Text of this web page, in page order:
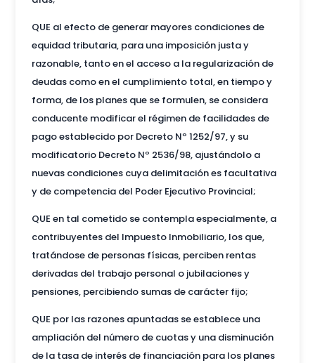
QUE al efecto de generar mayores condiciones de
equidad tributaria, para una imposición justa y
razonable, tanto en el acceso a la regularización de
deudas como en el cumplimiento total, en tiempo y
forma, de los planes que se formulen, se considera
conducente modificar el régimen de facilidades de
pago establecido por Decreto Nº 1252/97, y su
modificatorio Decreto Nº 2536/98, ajustándolo a
nuevas condiciones cuya delimitación es facultativa
y de competencia del Poder Ejecutivo Provincial;
QUE en tal cometido se contempla especialmente, a
contribuyentes del Impuesto Inmobiliario, los que,
tratándose de personas físicas, perciben rentas
derivadas del trabajo personal o jubilaciones y
pensiones, percibiendo sumas de carácter fijo;
QUE por las razones apuntadas se establece una
ampliación del número de cuotas y una disminución
de la tasa de interés de financiación para los planes